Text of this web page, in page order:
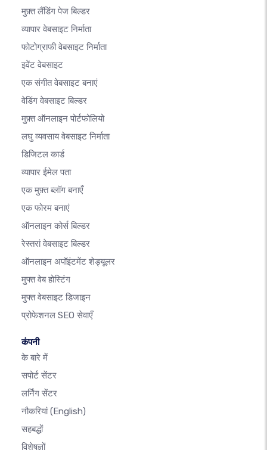
मुफ़्त लैंडिंग पेज बिल्डर
व्यापार वेबसाइट निर्माता
फोटोग्राफी वेबसाइट निर्माता
इवेंट वेबसाइट
एक संगीत वेबसाइट बनाएं
वेडिंग वेबसाइट बिल्डर
मुफ़्त ऑनलाइन पोर्टफोलियो
लघु व्यवसाय वेबसाइट निर्माता
डिजिटल कार्ड
व्यापार ईमेल पता
एक मुफ़्त ब्लॉग बनाएँ
एक फोरम बनाएं
ऑनलाइन कोर्स बिल्डर
रेस्तरां वेबसाइट बिल्डर
ऑनलाइन अपॉइंटमेंट शेड्यूलर
मुफ्त वेब होस्टिंग
मुफ्त वेबसाइट डिजाइन
प्रोफेशनल SEO सेवाएँ
कंपनी
के बारे में
सपोर्ट सेंटर
लर्निंग सेंटर
नौकरियां(English)
सहबद्धों
विशेषज्ञों